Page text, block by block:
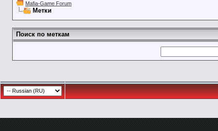
Mafia-Game Forum
Метки
Поиск по меткам